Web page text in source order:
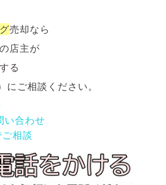
売却なら
店主が
る
にご相談ください。
い合わせ
相談